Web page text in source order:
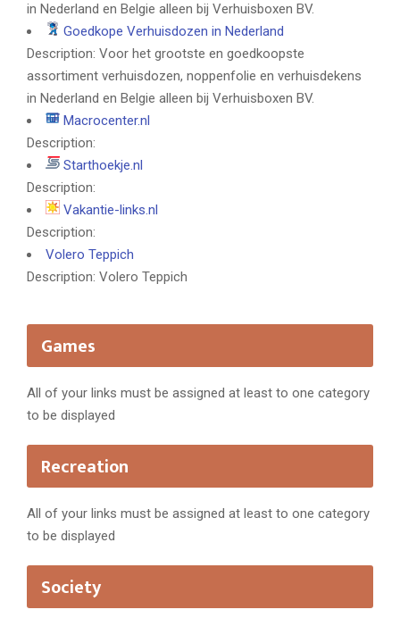
in Nederland en Belgie alleen bij Verhuisboxen BV.
Goedkope Verhuisdozen in Nederland
Description: Voor het grootste en goedkoopste
assortiment verhuisdozen, noppenfolie en verhuisdekens
in Nederland en Belgie alleen bij Verhuisboxen BV.
Macrocenter.nl
Description:
Starthoekje.nl
Description:
Vakantie-links.nl
Description:
Volero Teppich
Description: Volero Teppich
Games
All of your links must be assigned at least to one category
to be displayed
Recreation
All of your links must be assigned at least to one category
to be displayed
Society